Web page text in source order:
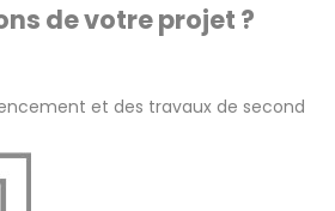
de votre projet ?
et des travaux de second